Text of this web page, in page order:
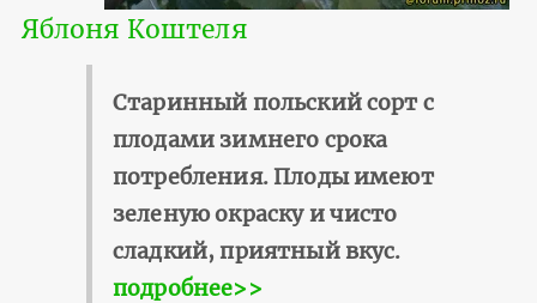
Яблоня Коштеля
Старинный польский сорт с
плодами зимнего срока
потребления. Плоды имеют
зеленую окраску и чисто
сладкий, приятный вкус.
подробнее>>